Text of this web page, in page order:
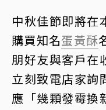
中秋佳節即將在
購買知名蛋黃酥
朋好友與客戶在
立刻致電店家詢
應「幾顆發霉換